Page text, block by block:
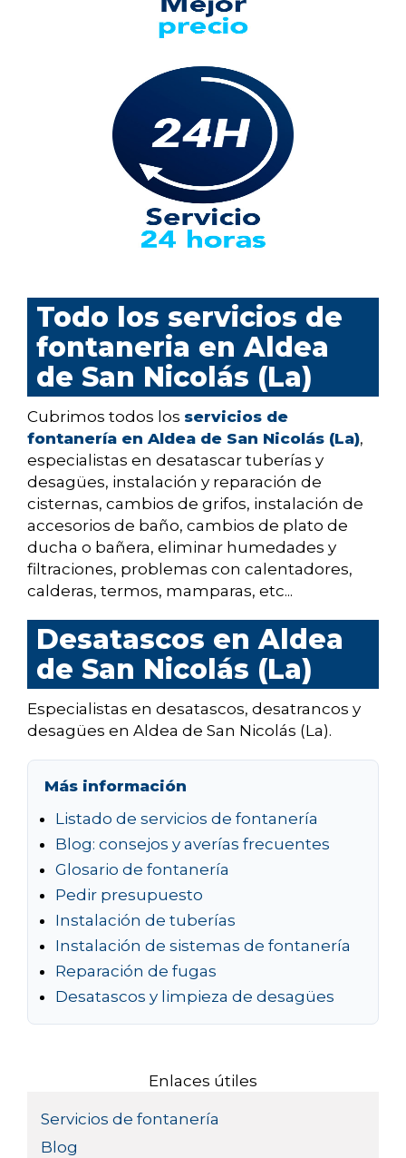
Todo los servicios de
fontaneria en Aldea
de San Nicolás (La)
Cubrimos todos los servicios de
fontanería en Aldea de San Nicolás (La),
especialistas en desatascar tuberías y
desagües, instalación y reparación de
cisternas, cambios de grifos, instalación de
accesorios de baño, cambios de plato de
ducha o bañera, eliminar humedades y
filtraciones, problemas con calentadores,
calderas, termos, mamparas, etc...
Desatascos en Aldea
de San Nicolás (La)
Especialistas en desatascos, desatrancos y
desagües en Aldea de San Nicolás (La).
Más información
Listado de servicios de fontanería
Blog: consejos y averías frecuentes
Glosario de fontanería
Pedir presupuesto
Instalación de tuberías
Instalación de sistemas de fontanería
Reparación de fugas
Desatascos y limpieza de desagües
Enlaces útiles
Servicios de fontanería
Blog